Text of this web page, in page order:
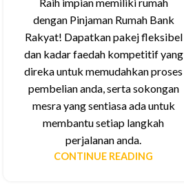
Raih impian memiliki rumah
dengan Pinjaman Rumah Bank
Rakyat! Dapatkan pakej fleksibel
dan kadar faedah kompetitif yang
direka untuk memudahkan proses
pembelian anda, serta sokongan
mesra yang sentiasa ada untuk
membantu setiap langkah
perjalanan anda.
CONTINUE READING